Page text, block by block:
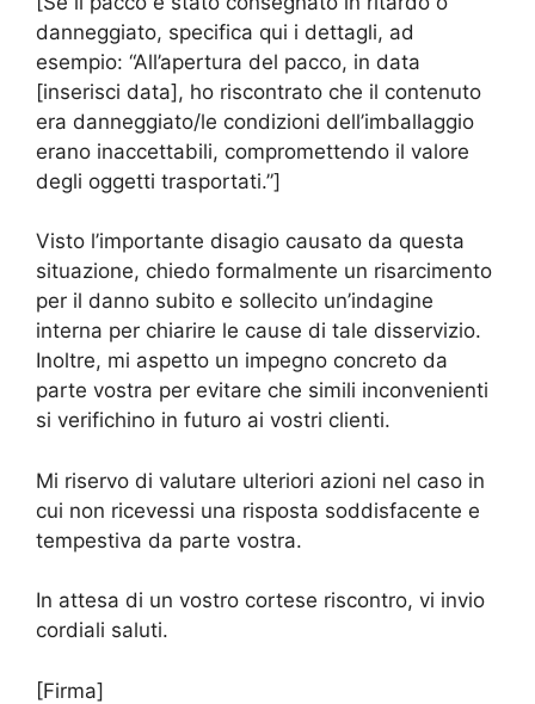
danneggiato, specifica qui i dettagli, ad
esempio: “All’apertura del pacco, in data
[inserisci data], ho riscontrato che il contenuto
era danneggiato/le condizioni dell’imballaggio
erano inaccettabili, compromettendo il valore
degli oggetti trasportati.”]
Visto l’importante disagio causato da questa
situazione, chiedo formalmente un risarcimento
per il danno subito e sollecito un’indagine
interna per chiarire le cause di tale disservizio.
Inoltre, mi aspetto un impegno concreto da
parte vostra per evitare che simili inconvenienti
si verifichino in futuro ai vostri clienti.
Mi riservo di valutare ulteriori azioni nel caso in
cui non ricevessi una risposta soddisfacente e
tempestiva da parte vostra.
In attesa di un vostro cortese riscontro, vi invio
cordiali saluti.
[Firma]